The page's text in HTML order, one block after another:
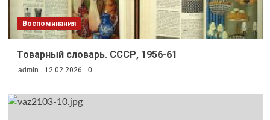
Воспоминания
Товарный словарь. СССР, 1956-61
admin 12.02.2026 0